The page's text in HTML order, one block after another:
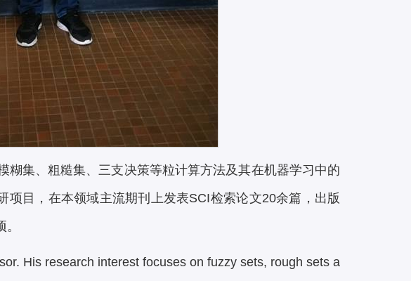
糊集、粗糙集、三支决策等粒计算方法及其在机器学习中的
目，在本领域主流期刊上发表SCI检索论文20余篇，出版
His research interest focuses on fuzzy sets, rough sets a